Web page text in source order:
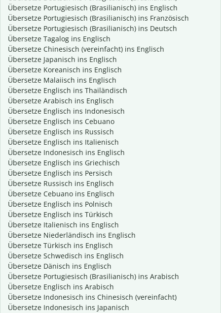
Übersetze Portugiesisch (Brasilianisch) ins Englisch
Übersetze Portugiesisch (Brasilianisch) ins Französisch
Übersetze Portugiesisch (Brasilianisch) ins Deutsch
Übersetze Tagalog ins Englisch
Übersetze Chinesisch (vereinfacht) ins Englisch
Übersetze Japanisch ins Englisch
Übersetze Koreanisch ins Englisch
Übersetze Malaiisch ins Englisch
Übersetze Englisch ins Thailändisch
Übersetze Arabisch ins Englisch
Übersetze Englisch ins Indonesisch
Übersetze Englisch ins Cebuano
Übersetze Englisch ins Russisch
Übersetze Englisch ins Italienisch
Übersetze Indonesisch ins Englisch
Übersetze Englisch ins Griechisch
Übersetze Englisch ins Persisch
Übersetze Russisch ins Englisch
Übersetze Cebuano ins Englisch
Übersetze Englisch ins Polnisch
Übersetze Englisch ins Türkisch
Übersetze Italienisch ins Englisch
Übersetze Niederländisch ins Englisch
Übersetze Türkisch ins Englisch
Übersetze Schwedisch ins Englisch
Übersetze Dänisch ins Englisch
Übersetze Portugiesisch (Brasilianisch) ins Arabisch
Übersetze Englisch ins Arabisch
Übersetze Indonesisch ins Chinesisch (vereinfacht)
Übersetze Indonesisch ins Japanisch